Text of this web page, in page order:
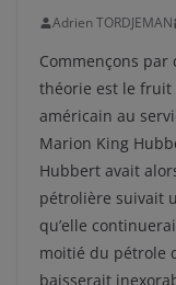
Adrien TORDJEMAN
Commençons par
théorie est le fruit
américain au
Marion King
Hubbert avait
pétrolière suivait
qu’elle
moitié du pétrole
baisserait